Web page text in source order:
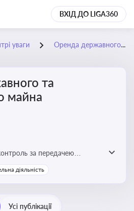
ВХІД ДО LIGA360
уваги Оренда державного та комунального майна
та
майна
за передачею
майна в оренду. Кейси
майна
діяльність
Усі публікації